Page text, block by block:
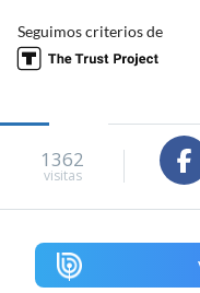
Seguimos criterios de
1362
visitas